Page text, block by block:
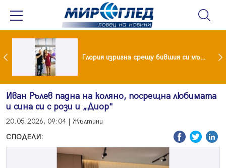
Мария и майка си построиха къща от 8000 стъклени бутилки Глория изригна срещу бившия си мъж: Беше със 120-килограмова жена! Искаше бърза печалба...
Иван Рълев падна на коляно, посрещна любимата
и сина си с рози и „Диор"
20.05.2026, 09:04 | Жълтини
СПОДЕЛИ: